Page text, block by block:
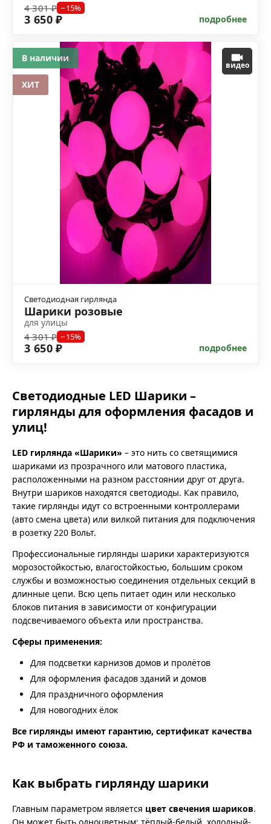
4 301 ₽ −15%
3 650 ₽ подробнее
видео
Светодиодная гирлянда
Шарики розовые
для улицы
4 301 ₽ −15%
3 650 ₽ подробнее
В наличии
ХИТ
Светодиодные LED Шарики –
гирлянды для оформления фасадов и
улиц!
LED гирлянда «Шарики» – это нить со светящимися
шариками из прозрачного или матового пластика,
расположенными на разном расстоянии друг от друга.
Внутри шариков находятся светодиоды. Как правило,
такие гирлянды идут со встроенными контроллерами
(авто смена цвета) или вилкой питания для подключения
в розетку 220 Вольт.
Профессиональные гирлянды шарики характеризуются
морозостойкостью, влагостойкостью, большим сроком
службы и возможностью соединения отдельных секций в
длинные цепи. Всю цепь питает один или несколько
блоков питания в зависимости от конфигурации
подсвечиваемого объекта или пространства.
Сферы применения:
Для подсветки карнизов домов и пролётов
Для оформления фасадов зданий и домов
Для праздничного оформления
Для новогодних ёлок
Все гирлянды имеют гарантию, сертификат качества
РФ и таможенного союза.
Как выбрать гирлянду шарики
Главным параметром является цвет свечения шариков.